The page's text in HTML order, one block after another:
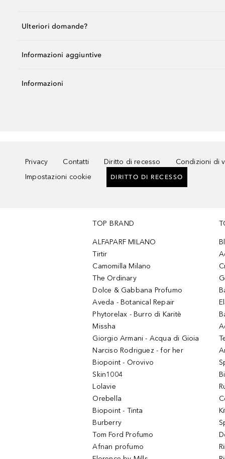
Ulteriori domande?
Informazioni aggiuntive
Informazioni
Privacy Contatti Diritto di recesso Condizioni di
Impostazioni cookie
DIRITTO DI RECESSO
TOP BRAND
ALFAPARF MILANO
Tirtir
Camomilla Milano
The Ordinary
Dolce & Gabbana Profumo
Aveda - Botanical Repair
Phytorelax - Burro di Karitè
Missha
Giorgio Armani - Acqua di Gioia
Narciso Rodriguez - for her
Biopoint - Orovivo
Skin1004
Lolavie
Orebella
Biopoint - Tinta
Burberry
Tom Ford Profumo
Afnan profumo